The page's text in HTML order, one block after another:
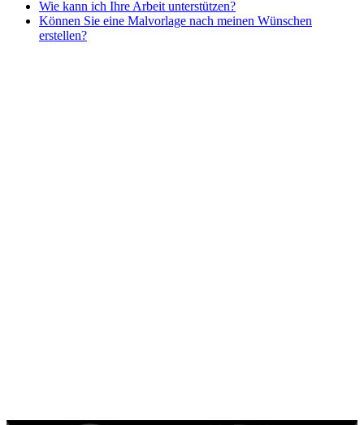
Nezaradené
Unkategorisiert
Wie kann ich Ihre Arbeit unterstützen?
Können Sie eine Malvorlage nach meinen Wünschen
erstellen?